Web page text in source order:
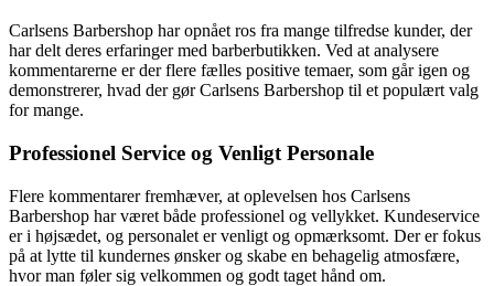
Carlsens Barbershop har opnået ros fra mange tilfredse kunder, der
har delt deres erfaringer med barberbutikken. Ved at analysere
kommentarerne er der flere fælles positive temaer, som går igen og
demonstrerer, hvad der gør Carlsens Barbershop til et populært valg
for mange.
Professionel Service og Venligt Personale
Flere kommentarer fremhæver, at oplevelsen hos Carlsens
Barbershop har været både professionel og vellykket. Kundeservice
er i højsædet, og personalet er venligt og opmærksomt. Der er fokus
på at lytte til kundernes ønsker og skabe en behagelig atmosfære,
hvor man føler sig velkommen og godt taget hånd om.